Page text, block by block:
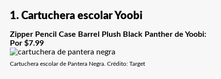
1. Cartuchera escolar Yoobi
Zipper Pencil Case Barrel Plush Black Panther de Yoobi:
Por $7.99
Cartuchera escolar de Pantera Negra. Crédito: Target